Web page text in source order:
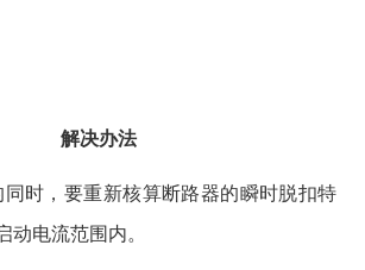
解决办法
，要重新核算断路器的瞬时脱扣特
动电流范围内。